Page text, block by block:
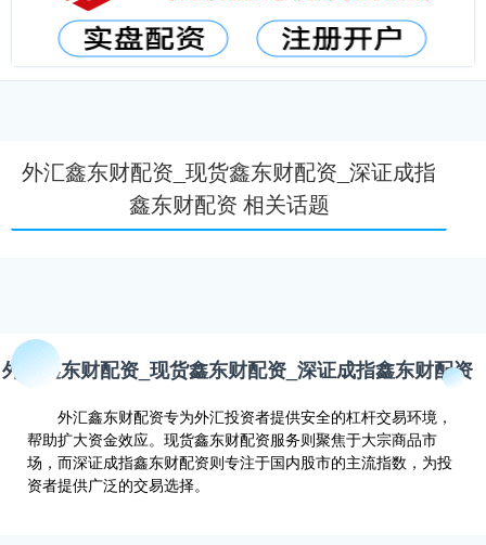
外汇鑫东财配资_现货鑫东财配资_深证成指
鑫东财配资 相关话题
外汇鑫东财配资_现货鑫东财配资_深证成指鑫东财配资
外汇鑫东财配资专为外汇投资者提供安全的杠杆交易环境，
帮助扩大资金效应。现货鑫东财配资服务则聚焦于大宗商品市
场，而深证成指鑫东财配资则专注于国内股市的主流指数，为投
资者提供广泛的交易选择。